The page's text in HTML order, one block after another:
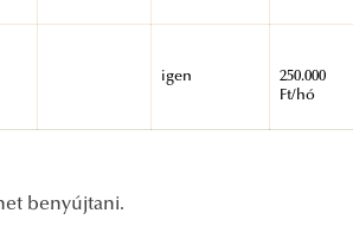
igen
250.000
Ft/hó
benyújtani.